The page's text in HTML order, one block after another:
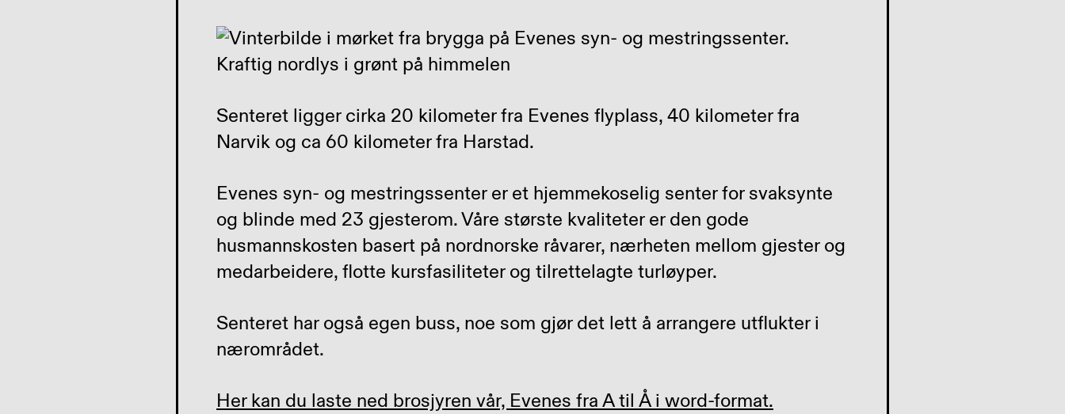
Senteret ligger cirka 20 kilometer fra Evenes flyplass, 40 kilometer fra
Narvik og ca 60 kilometer fra Harstad.
Evenes syn- og mestringssenter er et hjemmekoselig senter for svaksynte
og blinde med 23 gjesterom. Våre største kvaliteter er den gode
husmannskosten basert på nordnorske råvarer, nærheten mellom gjester og
medarbeidere, flotte kursfasiliteter og tilrettelagte turløyper.
Senteret har også egen buss, noe som gjør det lett å arrangere utflukter i
nærområdet.
Her kan du laste ned brosjyren vår, Evenes fra A til Å i word-format.